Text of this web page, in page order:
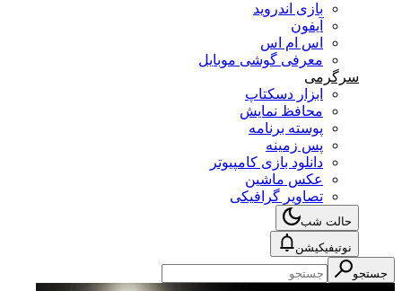
بازی اندروید
آیفون
اس ام اس
معرفی گوشی موبایل
سرگرمی
ابزار دسکتاپ
محافظ نمایش
پوسته برنامه
پس زمینه
دانلود بازی کامپیوتر
عکس ماشین
تصاویر گرافیکی
حالت شب
نوتیفیکیشن
جستجو